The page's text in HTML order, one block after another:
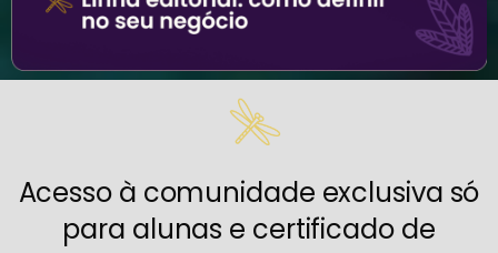
Acesso à comunidade exclusiva só
para alunas e certificado de